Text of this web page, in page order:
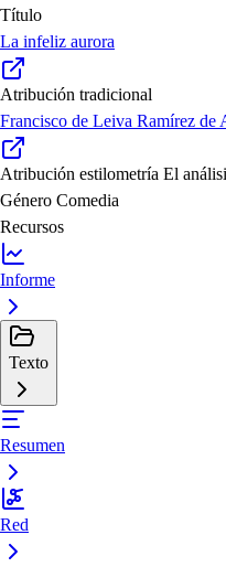
Título
La infeliz aurora
Atribución tradicional
Francisco de Leiva Ramírez de
Atribución estilometría El
Género Comedia
Recursos
Informe
Texto
Resumen
Red